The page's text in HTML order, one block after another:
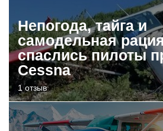
Непогода, тайга и
самодельная
спаслись пилоты
Cessna
1 отзыв